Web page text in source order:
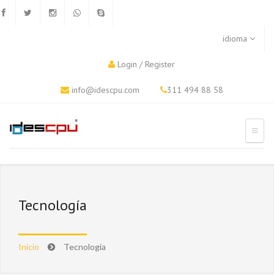
idioma
Login / Register
info@idescpu.com 311 494 88 58
Tecnología
Inicio Tecnología